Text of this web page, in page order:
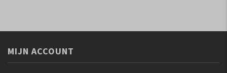
Loc
Smoothie
Silky
355
MIJN ACCOUNT